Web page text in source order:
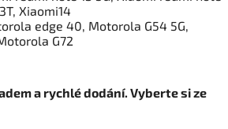
Xiaomi14
edge 40, Motorola G54 5G,
G72
a rychlé dodání. Vyberte si ze